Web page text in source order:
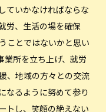
ていかなければならな
労、生活の場を確保
ことではないかと思い
業所を立ち上げ、就労
、地域の方々との交流
なるように努めて参り
トし、笑顔の絶えない